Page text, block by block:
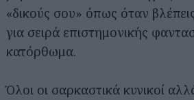
«δικούς σου» όπως όταν
για σειρά επιστημονικής
κατόρθωμα.
Όλοι οι σαρκαστικά κυνικοί